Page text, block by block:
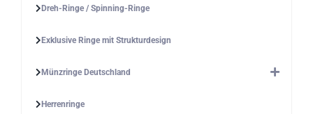
Dreh-Ringe / Spinning-Ringe
Exklusive Ringe mit Strukturdesign
Münzringe Deutschland
Herrenringe